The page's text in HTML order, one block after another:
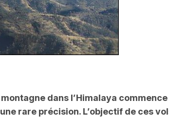
dans l’Himalaya commence
rare précision. L’objectif de ces